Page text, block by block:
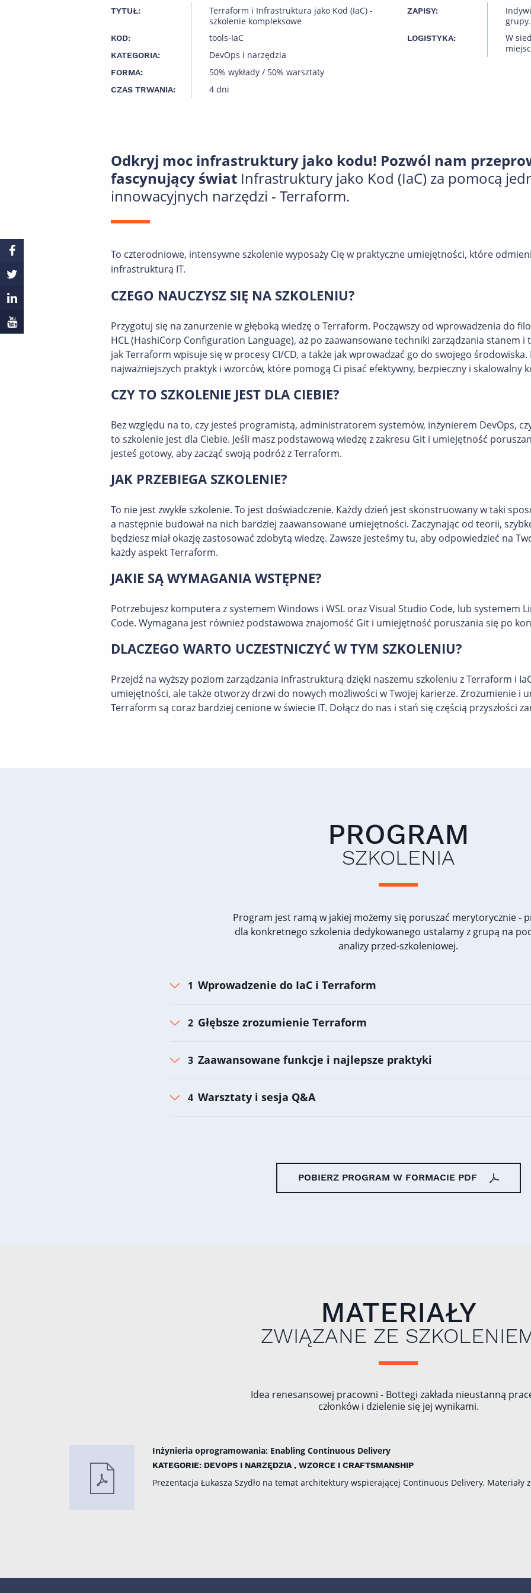
TYTUŁ:
Terraform i Infrastruktura jako Kod (IaC) -
szkolenie kompleksowe
KOD: tools-IaC
KATEGORIA: DevOps i narzędzia
FORMA: 50% wykłady / 50% warsztaty
CZAS TRWANIA: 4 dni
ZAPISY:
grupy.
LOGISTYKA:
W
Odkryj moc infrastruktury jako kodu! Pozwól nam
fascynujący świat Infrastruktury jako Kod (IaC) za pomocą
innowacyjnych narzędzi - Terraform.
To czterodniowe, intensywne szkolenie wyposaży Cię w praktyczne umiejętności, które
infrastrukturą IT.
CZEGO NAUCZYSZ SIĘ NA SZKOLENIU?
Przygotuj się na zanurzenie w głęboką wiedzę o Terraform. Począwszy od wprowadzenia do
HCL (HashiCorp Configuration Language), aż po zaawansowane techniki zarządzania stanem i
jak Terraform wpisuje się w procesy CI/CD, a także jak wprowadzać go do swojego środowiska.
najważniejszych praktyk i wzorców, które pomogą Ci pisać efektywny, bezpieczny i skalowalny
CZY TO SZKOLENIE JEST DLA CIEBIE?
Bez względu na to, czy jesteś programistą, administratorem systemów, inżynierem DevOps,
to szkolenie jest dla Ciebie. Jeśli masz podstawową wiedzę z zakresu Git i umiejętność
jesteś gotowy, aby zacząć swoją podróż z Terraform.
JAK PRZEBIEGA SZKOLENIE?
To nie jest zwykłe szkolenie. To jest doświadczenie. Każdy dzień jest skonstruowany w taki
a następnie budował na nich bardziej zaawansowane umiejętności. Zaczynając od teorii,
będziesz miał okazję zastosować zdobytą wiedzę. Zawsze jesteśmy tu, aby odpowiedzieć na
każdy aspekt Terraform.
JAKIE SĄ WYMAGANIA WSTĘPNE?
Potrzebujesz komputera z systemem Windows i WSL oraz Visual Studio Code, lub systemem
Code. Wymagana jest również podstawowa znajomość Git i umiejętność poruszania się po
DLACZEGO WARTO UCZESTNICZYĆ W TYM SZKOLENIU?
Przejdź na wyższy poziom zarządzania infrastrukturą dzięki naszemu szkoleniu z Terraform i
umiejętności, ale także otworzy drzwi do nowych możliwości w Twojej karierze. Zrozumienie i
Terraform są coraz bardziej cenione w świecie IT. Dołącz do nas i stań się częścią przyszłości
PROGRAM
SZKOLENIA
Program jest ramą w jakiej możemy się poruszać merytorycznie -
dla konkretnego szkolenia dedykowanego ustalamy z grupą na
analizy przed-szkoleniowej.
Wprowadzenie do IaC i Terraform
Głębsze zrozumienie Terraform
Zaawansowane funkcje i najlepsze praktyki
Warsztaty i sesja Q&A
POBIERZ PROGRAM W FORMACIE PDF
MATERIAŁY
ZWIĄZANE ZE
Idea renesansowej pracowni - Bottegi zakłada nieustanną
członków i dzielenie się jej wynikami.
Inżynieria oprogramowania: Enabling Continuous Delivery
KATEGORIE: DEVOPS I NARZĘDZIA , WZORCE I CRAFTSMANSHIP
Prezentacja Łukasza Szydło na temat architektury wspierającej Continuous Delivery. Materiały